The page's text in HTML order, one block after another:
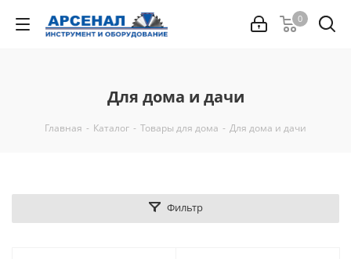
0
Для дома и дачи
Главная - Каталог - Товары для дома - Для дома и дачи
Фильтр